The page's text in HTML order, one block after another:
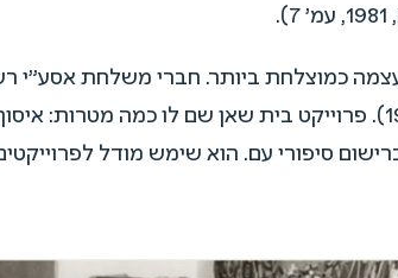
בינואר ל-3 בפברואר 1978). פרוייקט בית שאן שם
סיפורי עם. הוא שימש מודל